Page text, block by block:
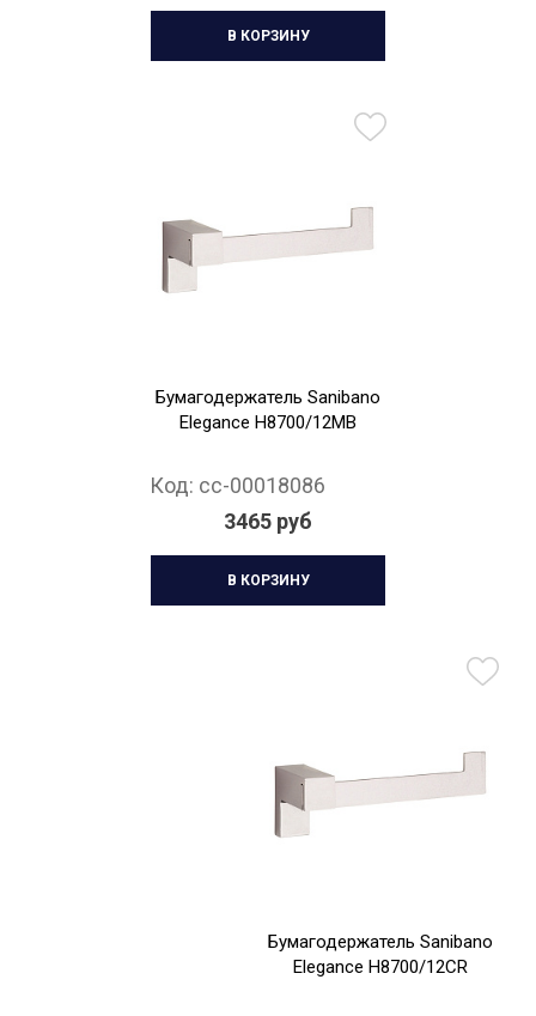
В КОРЗИНУ
Бумагодержатель Sanibano
Elegance H8700/12MB
Код: cc-00018086
3465 руб
В КОРЗИНУ
Бумагодержатель Sanibano
Elegance H8700/12CR